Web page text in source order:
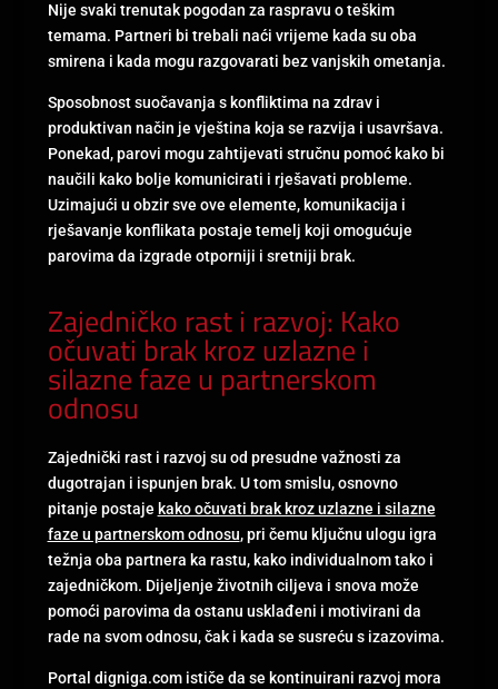
Nije svaki trenutak pogodan za raspravu o teškim
temama. Partneri bi trebali naći vrijeme kada su oba
smirena i kada mogu razgovarati bez vanjskih ometanja.
Sposobnost suočavanja s konfliktima na zdrav i
produktivan način je vještina koja se razvija i usavršava.
Ponekad, parovi mogu zahtijevati stručnu pomoć kako bi
naučili kako bolje komunicirati i rješavati probleme.
Uzimajući u obzir sve ove elemente, komunikacija i
rješavanje konflikata postaje temelj koji omogućuje
parovima da izgrade otporniji i sretniji brak.
Zajedničko rast i razvoj: Kako
očuvati brak kroz uzlazne i
silazne faze u partnerskom
odnosu
Zajednički rast i razvoj su od presudne važnosti za
dugotrajan i ispunjen brak. U tom smislu, osnovno
pitanje postaje kako očuvati brak kroz uzlazne i silazne
faze u partnerskom odnosu, pri čemu ključnu ulogu igra
težnja oba partnera ka rastu, kako individualnom tako i
zajedničkom. Dijeljenje životnih ciljeva i snova može
pomoći parovima da ostanu usklađeni i motivirani da
rade na svom odnosu, čak i kada se susreću s izazovima.
Portal digniga.com ističe da se kontinuirani razvoj mora